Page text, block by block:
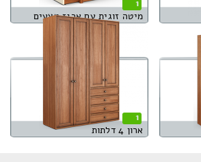
1
מיטה זוגית עם ארגז מצעים
1
ארון 4 דלתות